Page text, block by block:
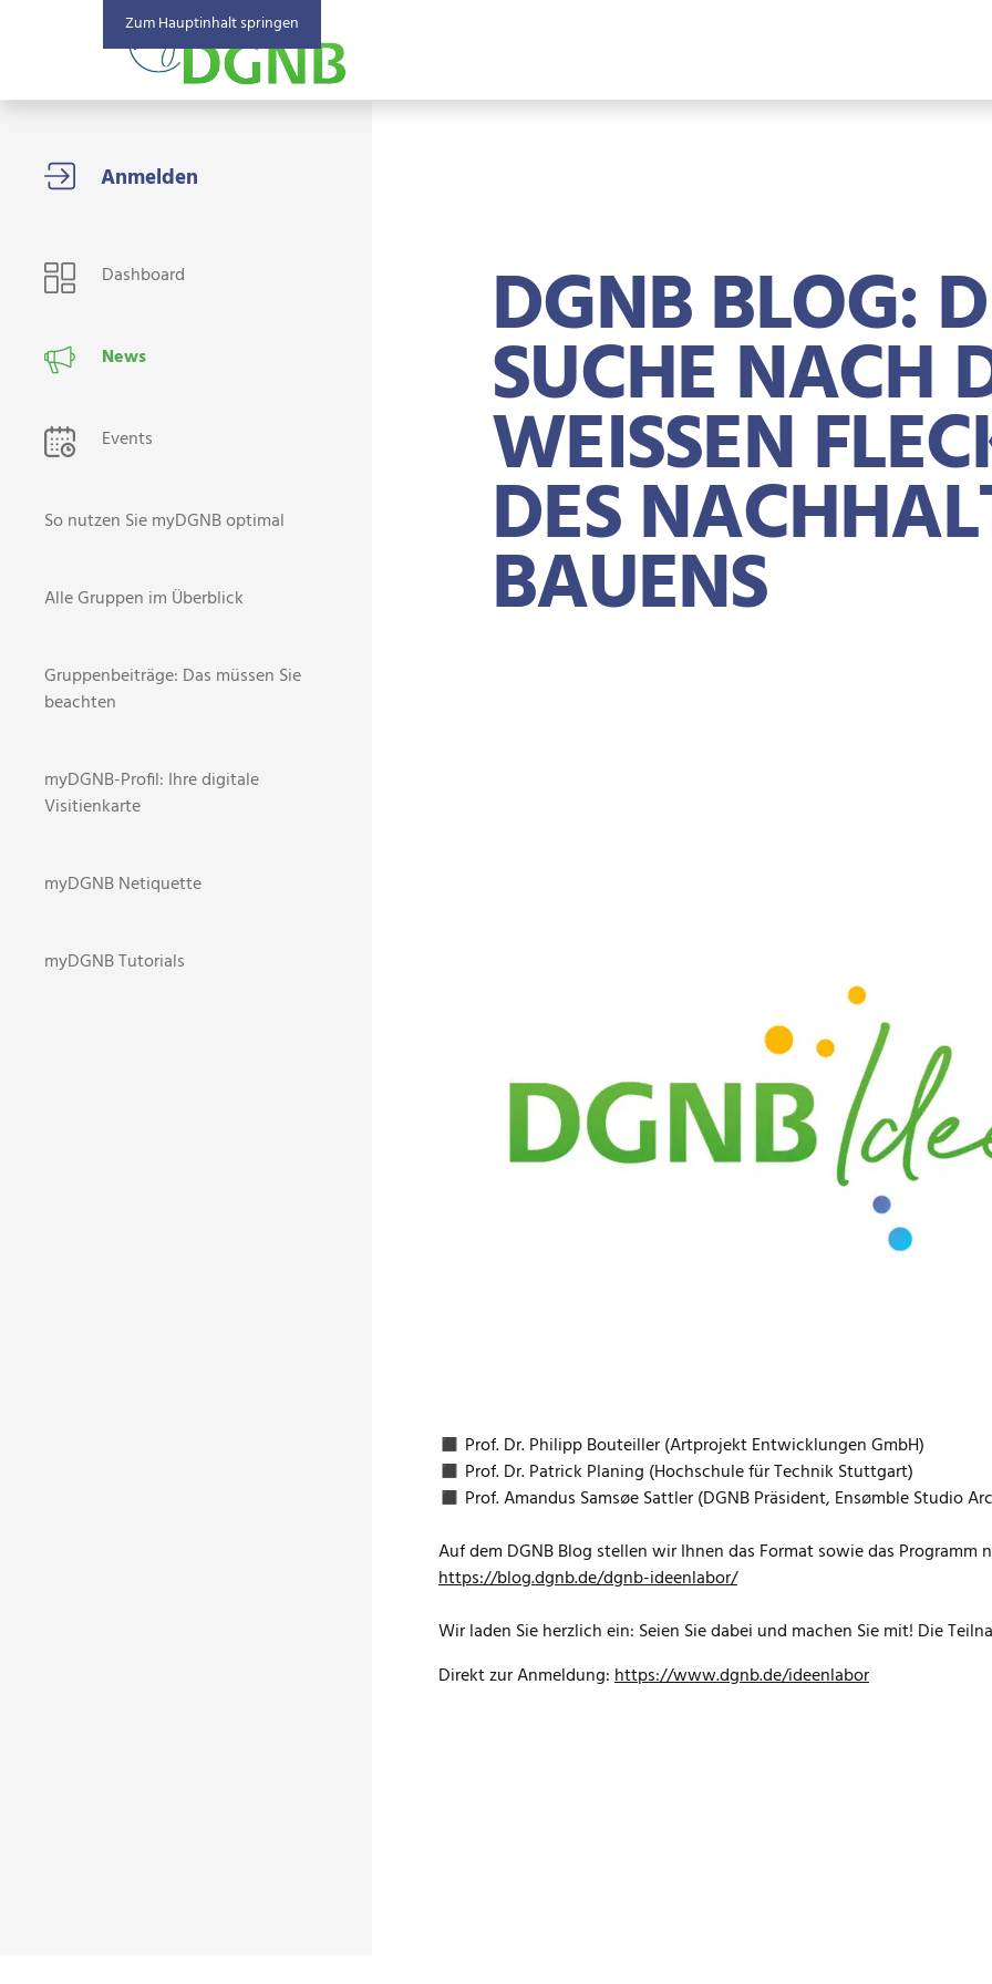
Zum Hauptinhalt springen
DGNB BLOG:
SUCHE NACH
WEISSEN
ES
AUENS
Am 11. September 2023 organisiert die DGNB zum Auftakt der World
interaktives Wissens- und Kreativitätsevent: das DGNB Ideenlabor.
„Wir begeben uns auf die Suche nach den weißen Flecken auf der
Vorstand Dr. Christine Lemaitre die Grundidee des neuen
identifizieren, die heute noch nicht im Fokus sind, es aber sein müssten.“
Es geht explizit nicht darum, Bestehendes einfach nur schöner und
◼ Prof. Dr. Philipp Bouteiller (Artprojekt Entwicklungen GmbH)
◼ Prof. Dr. Patrick Planing (Hochschule für Technik Stuttgart)
◼ Prof. Amandus Samsøe Sattler (DGNB Präsident, Ensømble Studio
Auf dem DGNB Blog stellen wir Ihnen das Format sowie das Programm
https://blog.dgnb.de/dgnb-ideenlabor/
Wir laden Sie herzlich ein: Seien Sie dabei und machen Sie mit! Die
Direkt zur Anmeldung:https://www.dgnb.de/ideenlabor
USER NAVIGATION
Dashboard
News
Events
So nutzen Sie myDGNB optimal
Alle Gruppen im Überblick
Gruppenbeiträge: Das müssen Sie
beachten
myDGNB-Profil: Ihre digitale
Visitienkarte
myDGNB Netiquette
myDGNB Tutorials